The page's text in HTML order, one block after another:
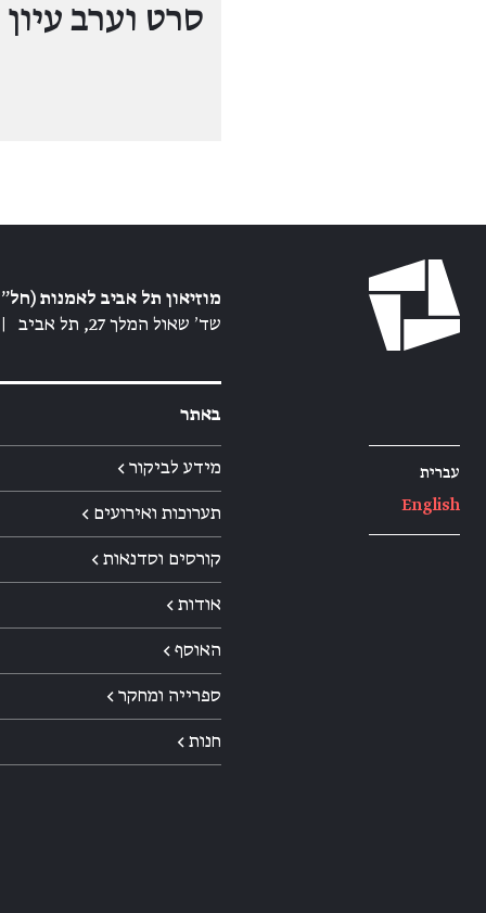
סרט וערב עיון
עברית
English
מוזיאון תל אביב לאמנות
שד׳ שאול המלך 27, תל אביב
באתר
מידע לביקור ←
תערוכות ואירועים ←
קורסים וסדנאות ←
אודות ←
האוסף ←
ספרייה ומחקר ←
חנות ←